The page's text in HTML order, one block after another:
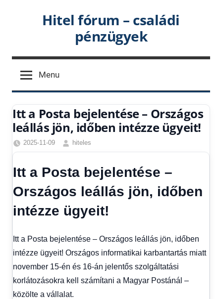
Hitel fórum – családi
pénzügyek
Menu
Itt a Posta bejelentése – Országos
leállás jön, időben intézze ügyeit!
2025-11-09
hiteles
Friss
Hírek ,
Hírek
1
kézből
Itt a Posta bejelentése –
Országos leállás jön, időben
intézze ügyeit!
Itt a Posta bejelentése – Országos leállás jön, időben
intézze ügyeit! Országos informatikai karbantartás miatt
november 15-én és 16-án jelentős szolgáltatási
korlátozásokra kell számítani a Magyar Postánál –
közölte a vállalat.